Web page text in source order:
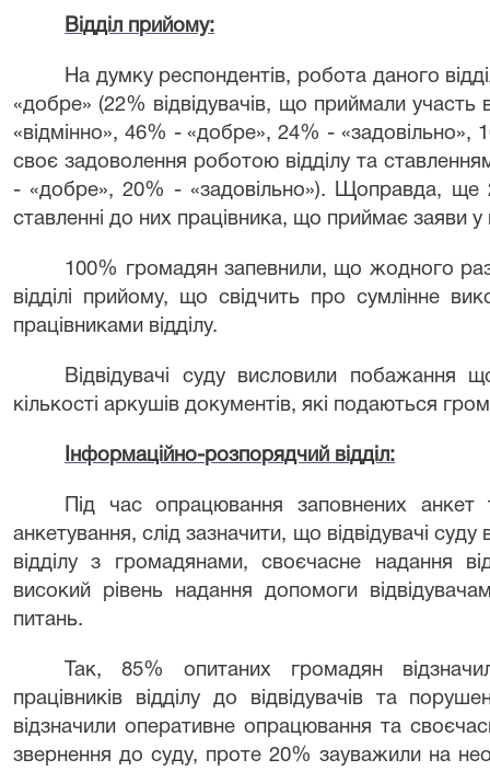
Відділ прийому:
На думку респондентів, робота даного
«добре» (22% відвідувачів, що приймали участь
«відмінно», 46% - «добре», 24% - «задовільно»,
своє задоволення роботою відділу та
- «добре», 20% - «задовільно»). Щоправда, ще
ставленні до них працівника, що приймає заяви
100% громадян запевнили, що жодного
відділі прийому, що свідчить про сумлінне
працівниками відділу.
Відвідувачі суду висловили побажання
кількості аркушів документів, які подаються
Інформаційно-розпорядчий відділ:
Під час опрацювання заповнених анкет
анкетування, слід зазначити, що відвідувачі
відділу з громадянами, своєчасне надання
високий рівень надання допомоги
питань.
Так, 85% опитаних громадян
працівників відділу до відвідувачів та
відзначили оперативне опрацювання та
звернення до суду, проте 20% зауважили на